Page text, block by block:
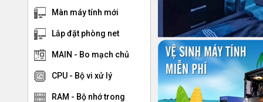
Màn máy tính mới
Lắp đặt phòng net
MAIN - Bo mạch chủ
CPU - Bộ vi xử lý
RAM - Bộ nhớ trong